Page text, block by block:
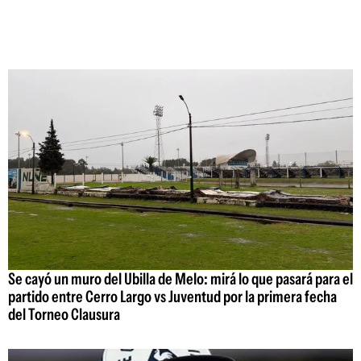
Se cayó un muro del Ubilla de Melo: mirá lo que pasará para el
partido entre Cerro Largo vs Juventud por la primera fecha
del Torneo Clausura